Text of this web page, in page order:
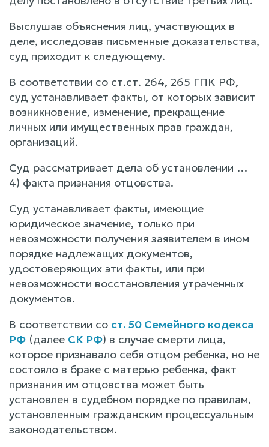
Выслушав объяснения лиц, участвующих в
деле, исследовав письменные доказательства,
суд приходит к следующему.
В соответствии со ст.ст. 264, 265 ГПК РФ,
суд устанавливает факты, от которых зависит
возникновение, изменение, прекращение
личных или имущественных прав граждан,
организаций.
Суд рассматривает дела об установлении …
4) факта признания отцовства.
Суд устанавливает факты, имеющие
юридическое значение, только при
невозможности получения заявителем в ином
порядке надлежащих документов,
удостоверяющих эти факты, или при
невозможности восстановления утраченных
документов.
В соответствии со ст. 50 Семейного кодекса
РФ (далее СК РФ) в случае смерти лица,
которое признавало себя отцом ребенка, но не
состояло в браке с матерью ребенка, факт
признания им отцовства может быть
установлен в судебном порядке по правилам,
установленным гражданским процессуальным
законодательством.